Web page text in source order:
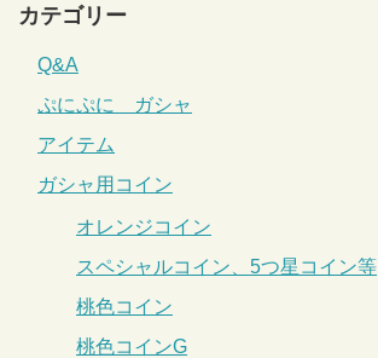
カテゴリー
Q&A
ぷにぷに ガシャ
アイテム
ガシャ用コイン
オレンジコイン
スペシャルコイン、5つ星コイン等
桃色コイン
桃色コインG